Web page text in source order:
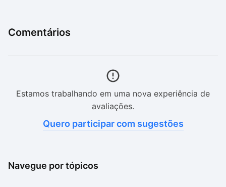
Comentários
Estamos trabalhando em uma nova experiência de
avaliações.
Quero participar com sugestões
Navegue por tópicos